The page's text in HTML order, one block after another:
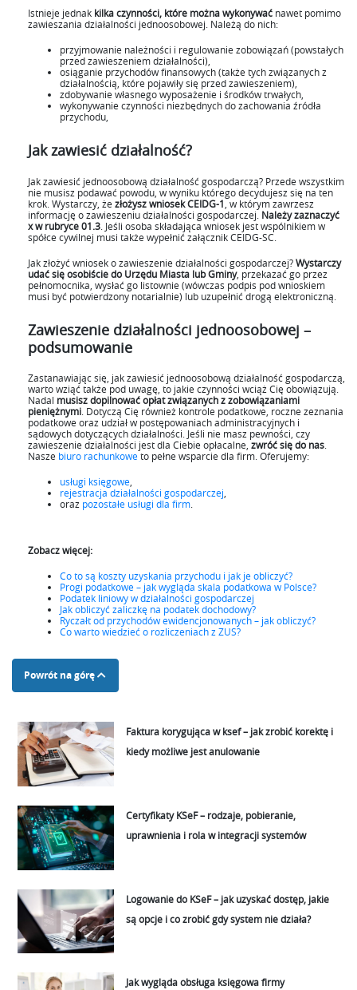
Istnieje jednak kilka czynności, które można wykonywać nawet pomimo
zawieszania działalności jednoosobowej. Należą do nich:
przyjmowanie należności i regulowanie zobowiązań (powstałych
przed zawieszeniem działalności),
osiąganie przychodów finansowych (także tych związanych z
działalnością, które pojawiły się przed zawieszeniem),
zdobywanie własnego wyposażenie i środków trwałych,
wykonywanie czynności niezbędnych do zachowania źródła
przychodu,
Jak zawiesić działalność?
Jak zawiesić jednoosobową działalność gospodarczą? Przede wszystkim
nie musisz podawać powodu, w wyniku którego decydujesz się na ten
krok. Wystarczy, że złożysz wniosek CEIDG-1 , w którym zawrzesz
informację o zawieszeniu działalności gospodarczej. Należy zaznaczyć
x w rubryce 01.3 . Jeśli osoba składająca wniosek jest wspólnikiem w
spółce cywilnej musi także wypełnić załącznik CEIDG-SC.
Jak złożyć wniosek o zawieszenie działalności gospodarczej?Wystarczy
udać się osobiście do Urzędu Miasta lub Gminy, przekazać go przez
pełnomocnika, wysłać go listownie (wówczas podpis pod wnioskiem
musi być potwierdzony notarialnie) lub uzupełnić drogą elektroniczną.
Zawieszenie działalności jednoosobowej –
podsumowanie
Zastanawiając się, jak zawiesić jednoosobową działalność gospodarczą,
warto wziąć także pod uwagę, to jakie czynności wciąż Cię obowiązują.
Nadal musisz dopilnować opłat związanych z zobowiązaniami
pieniężnymi . Dotyczą Cię również kontrole podatkowe, roczne zeznania
podatkowe oraz udział w postępowaniach administracyjnych i
sądowych dotyczących działalności. Jeśli nie masz pewności, czy
zawieszenie działalności jest dla Ciebie opłacalne, zwróć się do nas
Nasze biuro rachunkoweto pełne wsparcie dla firm. Oferujemy:
usługi księgowe
rejestracja działalności gospodarczej
oraz pozostałe usługi dla firm
Zobacz więcej:
Co to są koszty uzyskania przychodu i jak je obliczyć?
Progi podatkowe – jak wygląda skala podatkowa w Polsce?
Podatek liniowy w działalności gospodarczej
Jak obliczyć zaliczkę na podatek dochodowy?
Ryczałt od przychodów ewidencjonowanych – jak obliczyć?
Co warto wiedzieć o rozliczeniach z ZUS?
Powrót na górę
Faktura korygująca w ksef – jak zrobić korektę i
kiedy możliwe jest anulowanie
Certyfikaty KSeF – rodzaje, pobieranie,
uprawnienia i rola w integracji systemów
Logowanie do KSeF – jak uzyskać dostęp, jakie
są opcje i co zrobić gdy system nie działa?
Jak wygląda obsługa księgowa firmy